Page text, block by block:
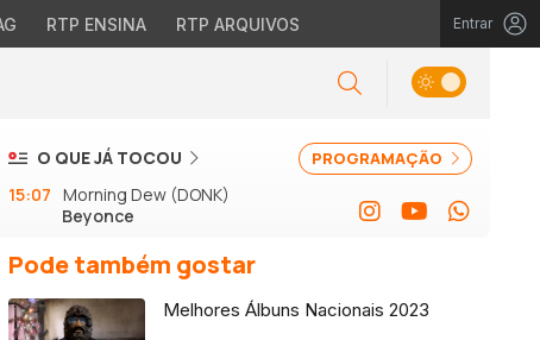
RTP ENSINA RTP ARQUIVOS Entrar
PROGRAMAÇÃO
O QUE JÁ TOCOU
15:07 Morning Dew (DONK)
Beyonce
Pode também gostar
Melhores Álbuns Nacionais 2023